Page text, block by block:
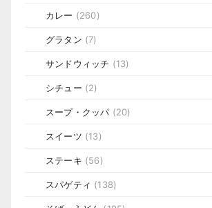
カレー (260)
グラタン (7)
サンドウィッチ (13)
シチュー (2)
スープ・クッパ (20)
スイーツ (13)
ステーキ (56)
スパゲティ (138)